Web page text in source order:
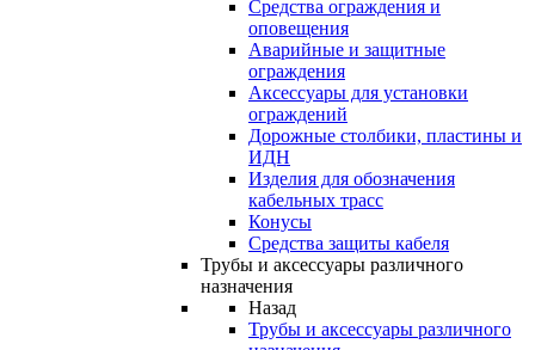
Средства ограждения и
оповещения
Аварийные и защитные
ограждения
Аксессуары для установки
ограждений
Дорожные столбики, пластины и
ИДН
Изделия для обозначения
кабельных трасс
Конусы
Средства защиты кабеля
Трубы и аксессуары различного
назначения
Назад
Трубы и аксессуары различного